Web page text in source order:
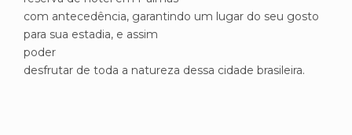
com antecedência, garantindo um lugar do seu gosto
para sua estadia, e assim
poder
desfrutar de toda a natureza dessa cidade brasileira.